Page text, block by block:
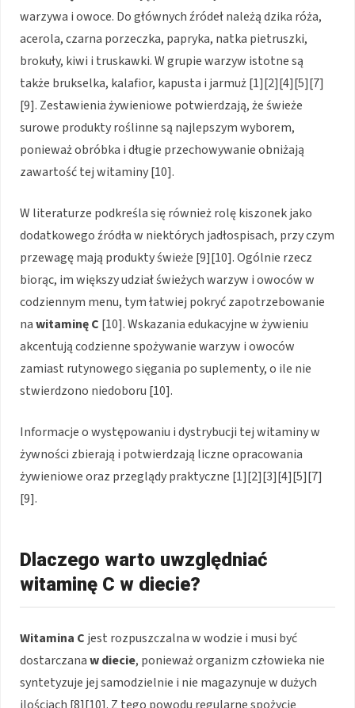
warzywa i owoce. Do głównych źródeł należą dzika róża,
acerola, czarna porzeczka, papryka, natka pietruszki,
brokuły, kiwi i truskawki. W grupie warzyw istotne są
także brukselka, kalafior, kapusta i jarmuż [1][2][4][5][7]
[9]. Zestawienia żywieniowe potwierdzają, że świeże
surowe produkty roślinne są najlepszym wyborem,
ponieważ obróbka i długie przechowywanie obniżają
zawartość tej witaminy [10].
W literaturze podkreśla się również rolę kiszonek jako
dodatkowego źródła w niektórych jadłospisach, przy czym
przewagę mają produkty świeże [9][10]. Ogólnie rzecz
biorąc, im większy udział świeżych warzyw i owoców w
codziennym menu, tym łatwiej pokryć zapotrzebowanie
nawitaminę C [10]. Wskazania edukacyjne w żywieniu
akcentują codzienne spożywanie warzyw i owoców
zamiast rutynowego sięgania po suplementy, o ile nie
stwierdzono niedoboru [10].
Informacje o występowaniu i dystrybucji tej witaminy w
żywności zbierają i potwierdzają liczne opracowania
żywieniowe oraz przeglądy praktyczne [1][2][3][4][5][7]
[9].
Dlaczego warto uwzględniać
witaminę C w diecie?
Witamina C jest rozpuszczalna w wodzie i musi być
dostarczanaw diecie, ponieważ organizm człowieka nie
syntetyzuje jej samodzielnie i nie magazynuje w dużych